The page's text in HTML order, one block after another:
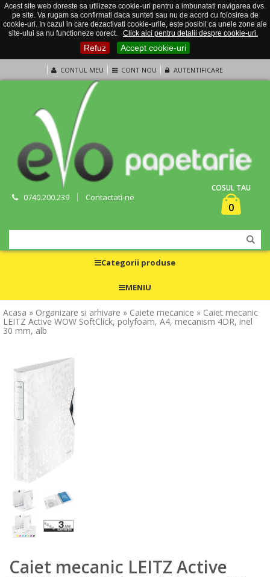
Acest site web doreste sa utilizeze cookie-uri pentru a imbunatati navigarea dvs.
pe site. Va rugam sa confirmati daca sunteti sau nu de acord cu folosirea de
cookie-uri. In cazul in care dezactivati cookie-urile, este posibil ca unele zone ale
site-ului sa nu functioneze corect.
Click aici pentru detalii despre cookie-uri.
Refuz Accept cookie-uri
CONTUL MEU CONT NOU AUTENTIFICARE
0740.200.239 Contactati-ne
COSUL TAU
0
Categorii produse
MENIU
Acasa » Organizare si arhivare » Caiete mecanice » Caiet mecanic
LEITZ Active WOW SoftClick, polyfoam, A4, mecanism 4DR, inel
30 mm, alb
Caiet mecanic LEITZ Active